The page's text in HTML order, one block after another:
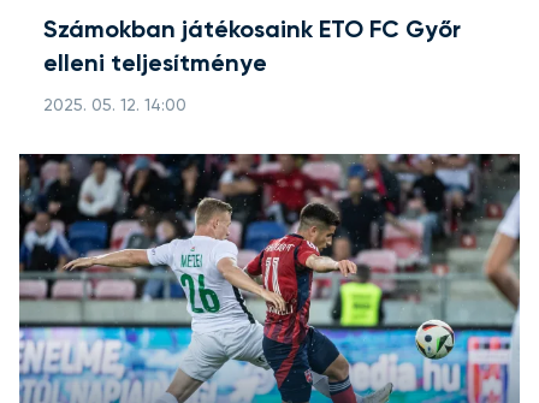
Számokban játékosaink ETO FC Győr
elleni teljesítménye
2025. 05. 12. 14:00